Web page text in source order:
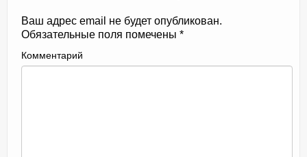
Ваш адрес email не будет опубликован.
Обязательные поля помечены *
Комментарий